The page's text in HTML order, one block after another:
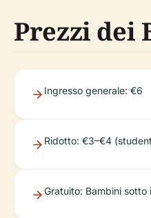
Prezzi dei
Ingresso generale: €6
Ridotto: €3–€4
Gratuito: Bambini sotto